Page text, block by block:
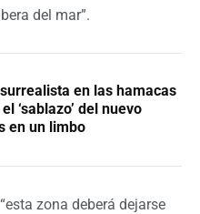
del mar”.
en las hamacas
‘sablazo’ del nuevo
en un limbo
zona deberá dejarse